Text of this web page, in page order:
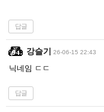
답글
강슬기 26-06-15 22:43
닉네임 ㄷㄷ
답글